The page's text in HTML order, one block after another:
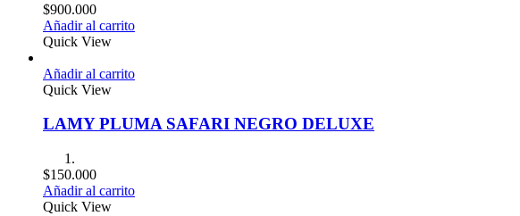
$900.000
Añadir al carrito
Quick View
Añadir al carrito
Quick View
LAMY PLUMA SAFARI NEGRO DELUXE
$150.000
Añadir al carrito
Quick View